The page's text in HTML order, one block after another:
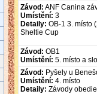
Závod: ANF Canina
Umístění: 3
Detaily: OB-1 3. místo
Sheltie Cup
Závod: OB1
Umístění: 5. místo a
Závod: Pyšely u
Umístění: 4. místo
Detaily: Závody